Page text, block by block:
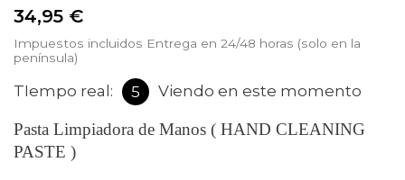
34,95 €
Impuestos incluidos Entrega en 24/48 horas (solo en la
península)
TIempo real: 9 Viendo en este momento
Pasta Limpiadora de Manos ( HAND CLEANING
PASTE )